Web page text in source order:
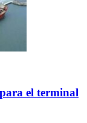
el terminal